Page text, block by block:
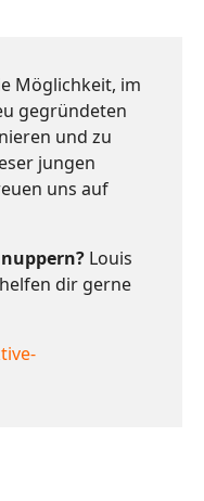
Möglichkeit, im
gegründeten
und zu
jungen
uns auf
Louis
dir gerne